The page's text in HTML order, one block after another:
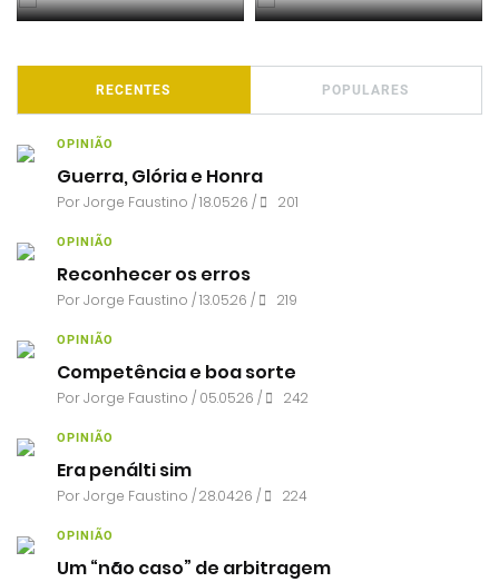
RECENTES POPULARES
OPINIÃO
Guerra, Glória e Honra
PorJorge Faustino / 18.05.26 / 201
OPINIÃO
Reconhecer os erros
PorJorge Faustino / 13.05.26 / 219
OPINIÃO
Competência e boa sorte
PorJorge Faustino / 05.05.26 / 242
OPINIÃO
Era penálti sim
PorJorge Faustino / 28.04.26 / 224
OPINIÃO
Um “não caso” de arbitragem